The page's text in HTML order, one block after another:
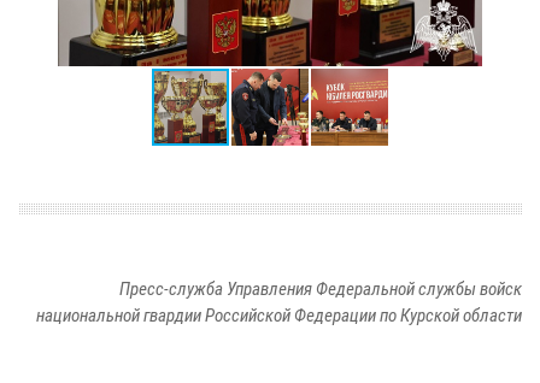
Пресс-служба Управления Федеральной службы войск
национальной гвардии Российской Федерации по Курской области